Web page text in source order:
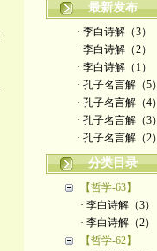
最新发布
· 李白诗解（3）
· 李白诗解（2）
· 李白诗解（1）
· 孔子名言解（5）
· 孔子名言解（4）
· 孔子名言解（3）
· 孔子名言解（2）
分类目录
【哲学-63】
· 李白诗解（3）
· 李白诗解（2）
【哲学-62】